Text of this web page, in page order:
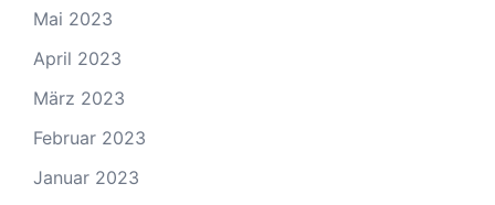
Mai 2023
April 2023
März 2023
Februar 2023
Januar 2023